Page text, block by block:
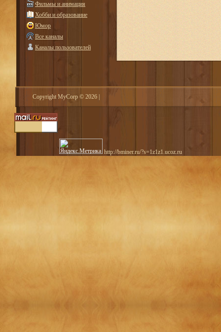
Фильмы и анимация
Хобби и образование
Юмор
Все каналы
Каналы пользователей
Copyright MyCorp © 2026
http://bminer.ru/?s=1z1z1.ucoz.ru